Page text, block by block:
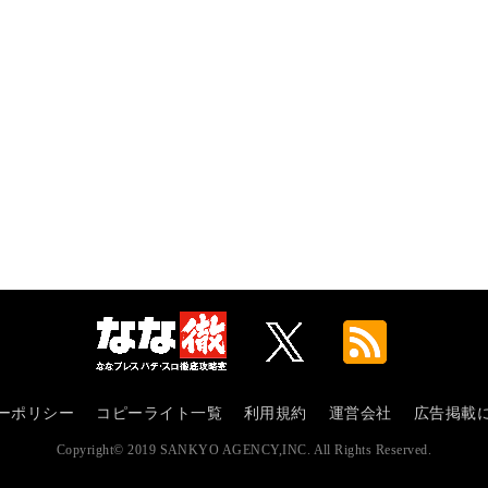
ポリシー コピーライト一覧 利用規約 運営会社 広告掲載
Copyright© 2019 SANKYO AGENCY,INC. All Rights Reserved.